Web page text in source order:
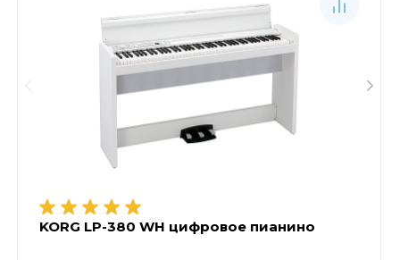
KORG LP-380 WH цифровое пианино